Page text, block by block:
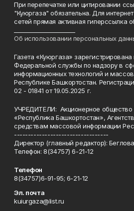
При перепечатке или цитировании
"Куюргаза" обязательна. Для
сетей прямая активная гиперссылка
Об использовании персональных
Газета «Куюргаза»
Федеральной службы по надзору в
информационных технологий и
Республике Башкортостан.
02 - 01841 от 19.05.2025 г.
УЧРЕДИТЕЛИ: Акционерное общество
«Республика Башкортостан»,
средствам массовой информации
----------------------------------
Директор (главный редактор):
Телефон: 8(34757) 6-21-12
Телефон
8(34757)6-91-95; 6-21-12
Эл. почта
kuiurgaza@list.ru